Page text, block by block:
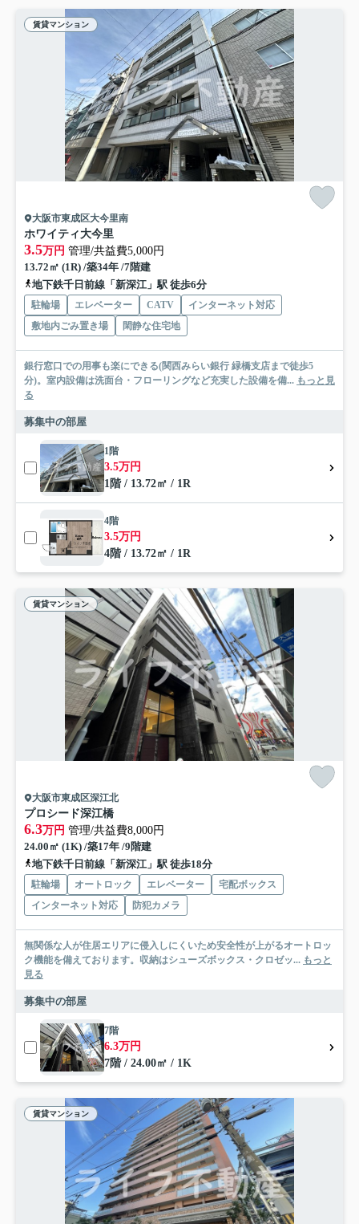
賃貸マンション
大阪市東成区大今里南
ホワイティ大今里
3.5万円 管理/共益費5,000円
13.72㎡ (1R) /築34年 /7階建
地下鉄千日前線「新深江」駅 徒歩6分
駐輪場 エレベーター CATV
インターネット対応
敷地内ごみ置き場
閑静な住宅地
銀行窓口での用事も楽にできる(関西みらい銀行 緑橋支店まで徒歩5
分)。室内設備は洗面台・フローリングなど充実した設備を備... もっと見
る
募集中の部屋
1階
3.5万円
1階 / 13.72㎡ / 1R
4階
3.5万円
4階 / 13.72㎡ / 1R
賃貸マンション
大阪市東成区深江北
プロシード深江橋
6.3万円 管理/共益費8,000円
24.00㎡ (1K) /築17年 /9階建
地下鉄千日前線「新深江」駅 徒歩18分
駐輪場 オートロック エレベーター
宅配ボックス
インターネット対応
防犯カメラ
無関係な人が住居エリアに侵入しにくいため安全性が上がるオートロッ
ク機能を備えております。収納はシューズボックス・クロゼッ... もっと
見る
募集中の部屋
7階
6.3万円
7階 / 24.00㎡ / 1K
賃貸マンション